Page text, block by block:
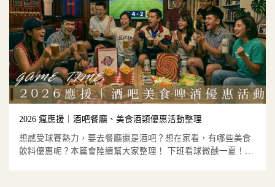
2026 瘋應援｜酒吧餐廳、美食酒類優惠活動整理
想感受球賽熱力，要去餐廳還是酒吧？想在家看，有哪些美食
飲料優惠呢？本篇會陸續幫大家整理！ 下班看球微醺一夏！